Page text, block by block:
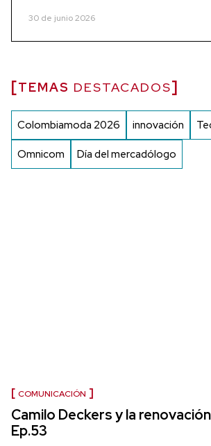
30 de junio 2026
TEMAS DESTACADOS
Colombiamoda 2026 innovación
Omnicom Día del mercadólogo
COMUNICACIÓN
Camilo Deckers y la
Ep.53